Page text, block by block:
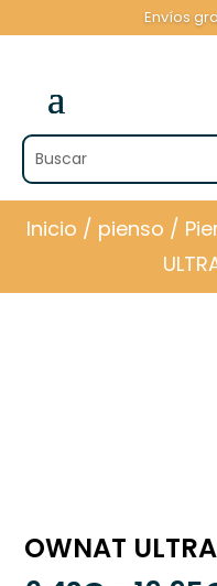
Envíos
Inicio / pienso /
OWNAT